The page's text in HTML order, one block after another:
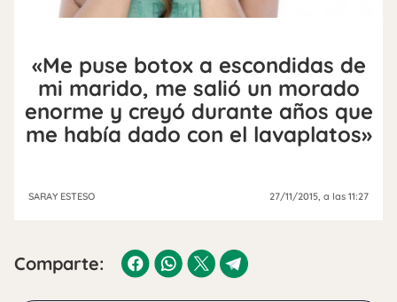
«Me puse botox a escondidas de
mi marido, me salió un morado
enorme y creyó durante años que
me había dado con el lavaplatos»
SARAY ESTESO 27/11/2015 , a las 11:27
Comparte: